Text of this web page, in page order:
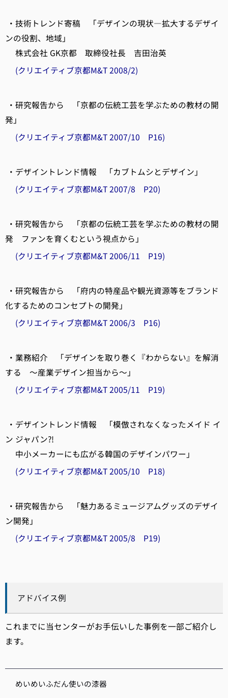
・技術トレンド寄稿 「デザインの現状―拡大するデザイ
ンの役割、地域」
株式会社 GK京都 取締役社長 吉田治英
(クリエイティブ京都M&T 2008/2)
・研究報告から 「京都の伝統工芸を学ぶための教材の開
発」
(クリエイティブ京都M&T 2007/10 P16)
・デザイントレンド情報 「カブトムシとデザイン」
(クリエイティブ京都M&T 2007/8 P20)
・研究報告から 「京都の伝統工芸を学ぶための教材の開
発 ファンを育くむという視点から」
(クリエイティブ京都M&T 2006/11 P19)
・研究報告から 「府内の特産品や観光資源等をブランド
化するためのコンセプトの開発」
(クリエイティブ京都M&T 2006/3 P16)
・業務紹介 「デザインを取り巻く『わからない』を解消
する ～産業デザイン担当から～」
(クリエイティブ京都M&T 2005/11 P19)
・デザイントレンド情報 「模倣されなくなったメイド イ
ン ジャパン?!
中小メーカーにも広がる韓国のデザインパワー」
(クリエイティブ京都M&T 2005/10 P18)
・研究報告から 「魅力あるミュージアムグッズのデザイ
ン開発」
(クリエイティブ京都M&T 2005/8 P19)
アドバイス例
これまでに当センターがお手伝いした事例を一部ご紹介し
ます。
めいめいふだん使いの漆器